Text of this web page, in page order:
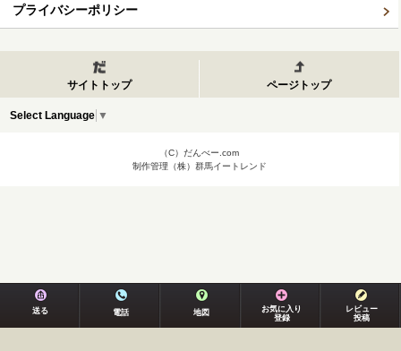
プライバシーポリシー
サイトトップ ページトップ
Select Language ▼
（C）だんべー.com
制作管理（株）群馬イートレンド
送る 電話 地図
お気に入り
登録
レビュー
投稿